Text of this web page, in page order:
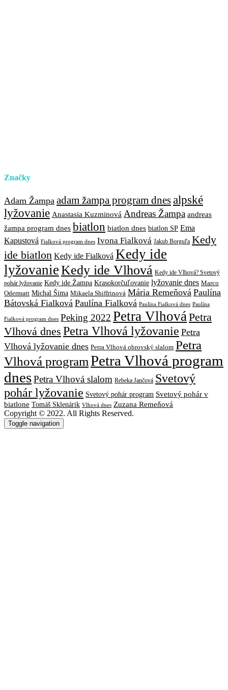
Značky
Adam Žampa adam žampa program dnesalpské
lyžovanie Anastasia Kuzminová Andreas Žampa andreas
žampa program dnes biatlon biatlon dnes biatlon SP Ema
Kapustová Fialková program dnes Ivona Fialková Jakub Borguľa Kedy
ide biatlon Kedy ide Fialková Kedy ide
lyžovanieKedy ide Vlhová Kedy ide Vlhová? Svetový
pohár lyžovanie Kedy ide Žampa Krasokorčuľovanie lyžovanie dnes Marco
Odermatt Michal Šima Mikaela Shiffrinová Mária Remeňová Paulína
Bátovská Fialková Paulína Fialková Paulína Fialková dnes Paulína
Fialková program dnes Peking 2022 Petra Vlhová Petra
Vlhová dnes Petra Vlhová lyžovanie Petra
Vlhová lyžovanie dnes Petra Vlhová obrovský slalom Petra
Vlhová programPetra Vlhová program
dnesPetra Vlhová slalom Rebeka Jančová Svetový
pohár lyžovanie Svetový pohár program Svetový pohár v
biatlone Tomáš Sklenárik Vlhová dnes Zuzana Remeňová
Copyright © 2022. All Rights Reserved.
Toggle navigation